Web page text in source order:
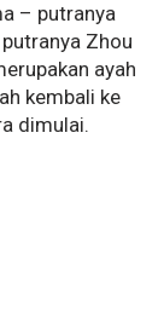
– putranya
Zhou
ayah
kembali ke
dimulai.